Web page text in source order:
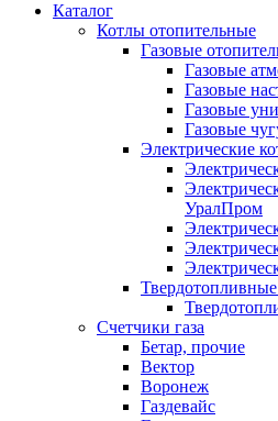
Каталог
Котлы отопительные
Газовые
Газовые
Газовые
Газовые
Газовые
Электрические
УралПром
Счетчики газа
Бетар, прочие
Вектор
Воронеж
Газдевайс